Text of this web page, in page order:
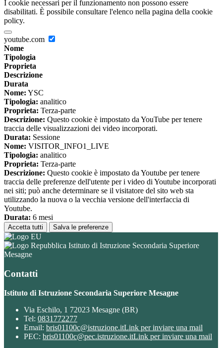
I cookie necessari per il funzionamento non possono essere
disabilitati. È possibile consultare l'elenco nella pagina della cookie
policy.
youtube.com
Nome
Tipologia
Proprieta
Descrizione
Durata
Nome: YSC
Tipologia: analitico
Proprieta: Terza-parte
Descrizione: Questo cookie è impostato da YouTube per tenere
traccia delle visualizzazioni dei video incorporati.
Durata: Sessione
Nome: VISITOR_INFO1_LIVE
Tipologia: analitico
Proprieta: Terza-parte
Descrizione: Questo cookie è impostato da Youtube per tenere
traccia delle preferenze dell'utente per i video di Youtube incorporati
nei siti; può anche determinare se il visitatore del sito web sta
utilizzando la nuova o la vecchia versione dell'interfaccia di
Youtube.
Durata: 6 mesi
Accetta tutti Salva le preferenze
Istituto di Istruzione Secondaria Superiore
Mesagne
Contatti
Istituto di Istruzione Secondaria Superiore Mesagne
Via Eschilo, 1 72023 Mesagne (BR)
Tel: 0831772277
Email: bris01100c@istruzione.itLink per inviare una mail
PEC: bris01100c@pec.istruzione.itLink per inviare una mail